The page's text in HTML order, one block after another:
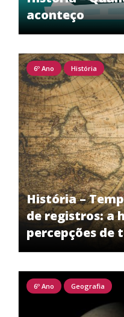
aconteço
História –
de registros: a
percepções de
6º Ano História
6º Ano Geografia